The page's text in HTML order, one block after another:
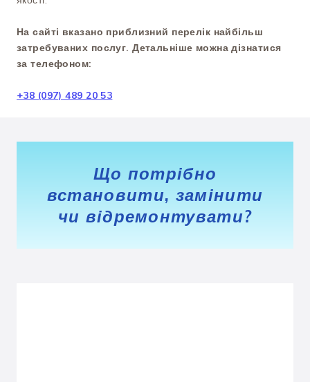
На сайті вказано приблизний перелік найбільш
затребуваних послуг. Детальніше можна дізнатися
за телефоном:
+38 (097) 489 20 53
Що потрібно
встановити, замінити
чи відремонтувати?